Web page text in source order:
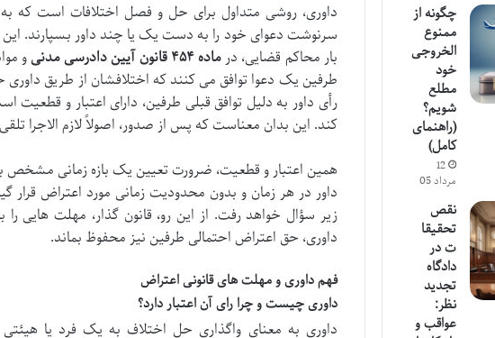
داوری، روشی متداول برای حل و فصل اختلافات است که
سرنوشت دعوای خود را به دست یک یا چند داور بسپارند.
بار محاکم قضایی، درماده ۴۵۴ قانون آیین دادرسی مدنی
و
طرفین یک دعوا توافق می کنند که اختلافشان از طریق داوری
رأی داور به دلیل توافق قبلی طرفین، دارای اعتبار و
کند. این بدان معناست که پس از صدور، اصولاً لازم الاجرا
همین اعتبار و قطعیت، ضرورت تعیین یک بازه زمانی مشخص
داور در هر زمان و بدون محدودیت زمانی مورد اعتراض
زیر سؤال خواهد رفت. از این رو، قانون گذار، مهلت هایی
داوری، حق اعتراض احتمالی طرفین نیز محفوظ بماند.
فهم داوری و مهلت های قانونی اعتراض
داوری چیست و چرا رای آن اعتبار دارد؟
داوری به معنای واگذاری حل اختلاف به یک فرد یا
چگونه از
ممنوع
الخروجی
خود
مطلع
شویم؟
(راهنمای
کامل)
12
مرداد 05
نقص
تحقیقا
ت در
دادگاه
تجدید
نظر:
عواقب و